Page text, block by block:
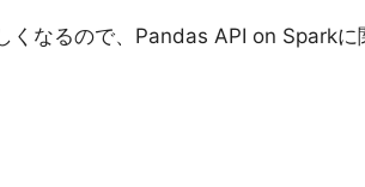
くなるので、Pandas API on Sparkに